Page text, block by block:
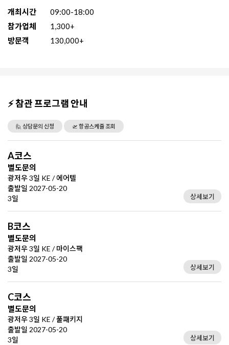
개최시간
09:00-18:00
참가업체
1,300+
방문객
130,000+
⚡ 참관 프로그램 안내
🙋 상담문의 신청 🛫 항공스케쥴 조회
A코스
별도문의
광저우 3일 KE / 에어텔
출발일 2027-05-20
3일
상세보기
B코스
별도문의
광저우 3일 KE / 마이스팩
출발일 2027-05-20
3일
상세보기
C코스
별도문의
광저우 3일 KE / 풀패키지
출발일 2027-05-20
3일
상세보기